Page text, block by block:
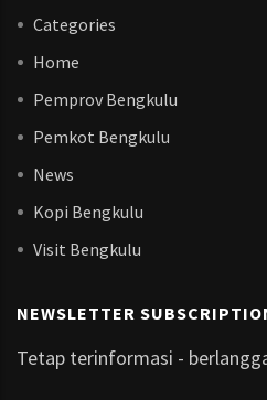
Categories
Home
Pemprov Bengkulu
Pemkot Bengkulu
News
Kopi Bengkulu
Visit Bengkulu
NEWSLETTER
Tetap terinformasi -